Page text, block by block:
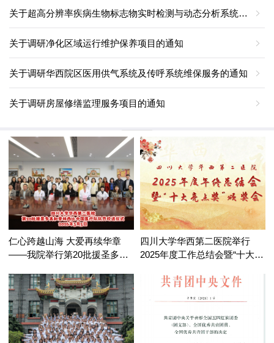
关于超高分辨率疾病生物标志物实时检测与动态分析系统市场调研的通知
关于调研净化区域运行维护保养项目的通知
关于调研华西院区医用供气系统及传呼系统维保服务的通知
关于调研房屋修缮监理服务项目的通知
仁心跨越山海 大爱再续华章
——我院举行第20批援圣多美
送仪式
四川大学华西第二医院举行
2025年度工作总结会暨“十大亮